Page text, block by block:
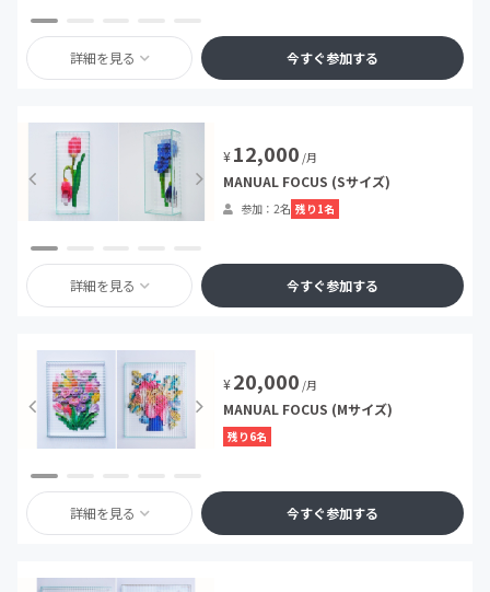
詳細を見る 今すぐ参加する
¥12,000 /月
MANUAL FOCUS (Sサイズ)
参加：2名 残り1名
詳細を見る 今すぐ参加する
¥20,000 /月
MANUAL FOCUS (Mサイズ)
残り6名
詳細を見る 今すぐ参加する